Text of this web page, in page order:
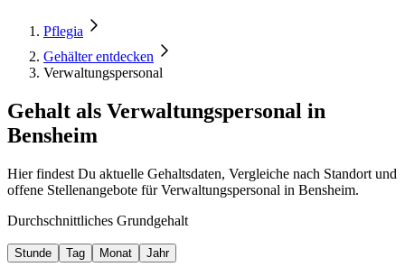
Pflegia
Gehälter entdecken
Verwaltungspersonal
Gehalt als Verwaltungspersonal in
Bensheim
Hier findest Du aktuelle Gehaltsdaten, Vergleiche nach Standort und
offene Stellenangebote für Verwaltungspersonal in Bensheim.
Durchschnittliches Grundgehalt
Stunde Tag Monat Jahr